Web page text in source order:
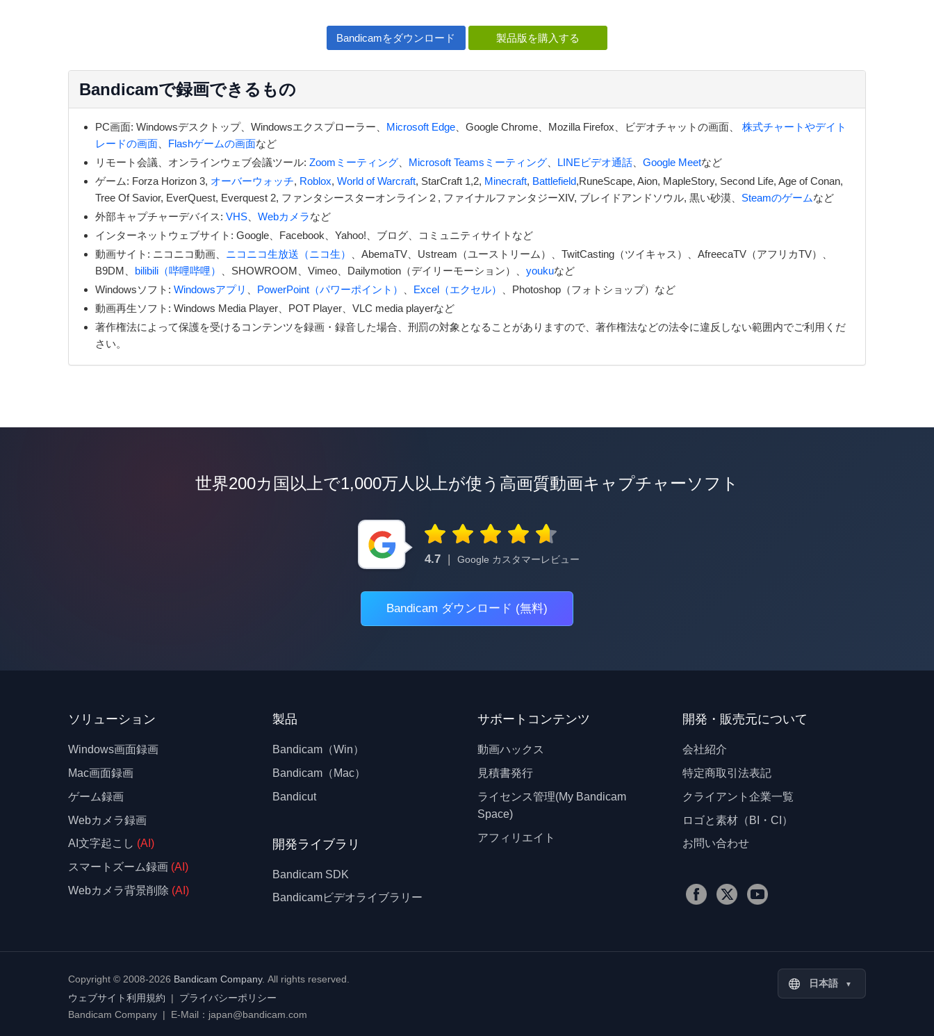
Bandicamをダウンロード 製品版を購入する
Bandicamで録画できるもの
PC画面: Windowsデスクトップ、Windowsエクスプローラー、 Microsoft Edge、Google Chrome、Mozilla Firefox、ビデオチャットの画面、 株式チャートやデイト
レードの画面、 Flashゲームの画面など
リモート会議、オンラインウェブ会議ツール: Zoomミーティング、 Microsoft Teamsミーティング、 LINEビデオ通話、 Google Meetなど
ゲーム: Forza Horizon 3, オーバーウォッチ, Roblox, World of Warcraft, StarCraft 1,2, Minecraft, Battlefield,RuneScape, Aion, MapleStory, Second Life, Age of Conan,
Tree Of Savior, EverQuest, Everquest 2, ファンタシースターオンライン２, ファイナルファンタジーXIV, ブレイドアンドソウル, 黒い砂漠、 Steamのゲームなど
外部キャプチャーデバイス: VHS、 Webカメラなど
インターネットウェブサイト: Google、Facebook、Yahoo!、ブログ、コミュニティサイトなど
動画サイト: ニコニコ動画、 ニコニコ生放送（ニコ生）
、AbemaTV、Ustream（ユーストリーム）、TwitCasting（ツイキャス）、AfreecaTV（アフリカTV）、
B9DM、 bilibili（哔哩哔哩） 、SHOWROOM、Vimeo、Dailymotion（デイリーモーション）、 youkuなど
Windowsソフト: Windowsアプリ PowerPoint（パワーポイント） Excel（エクセル）
、Photoshop（フォトショップ）など
動画再生ソフト: Windows Media Player、POT Player、VLC media playerなど
著作権法によって保護を受けるコンテンツを録画・録音した場合、刑罰の対象となることがありますので、著作権法などの法令に違反しない範囲内でご利用くだ
さい。
世界200カ国以上で1,000万人以上が使う高画質動画キャプチャーソフト
4.7 | Google カスタマーレビュー
Bandicam ダウンロード (無料)
ソリューション
Windows画面録画
Mac画面録画
ゲーム録画
Webカメラ録画
AI文字起こし (AI)
スマートズーム録画 (AI)
Webカメラ背景削除 (AI)
製品
Bandicam（Win）
Bandicam（Mac）
Bandicut
開発ライブラリ
Bandicam SDK
Bandicamビデオライブラリー
サポートコンテンツ
動画ハックス
見積書発行
ライセンス管理(My Bandicam
Space)
アフィリエイト
開発・販売元について
会社紹介
特定商取引法表記
クライアント企業一覧
ロゴと素材（BI・CI）
お問い合わせ
Copyright © 2008-2026 Bandicam Company. All rights reserved.
ウェブサイト利用規約 | プライバシーポリシー
Bandicam Company | E-Mail：japan@bandicam.com
日本語 ▼